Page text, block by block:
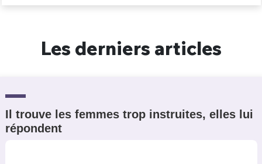
Les derniers articles
Il trouve les femmes trop instruites, elles lui
répondent